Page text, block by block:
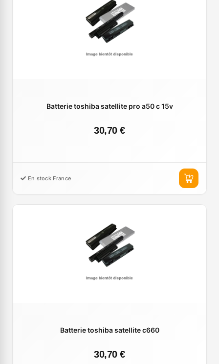
Batterie toshiba satellite pro a50 c 15v
30,70 €
En stock France
Batterie toshiba satellite c660
30,70 €